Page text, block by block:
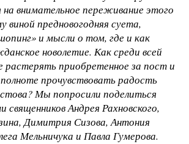
внимательное переживание этого
виной предновогодняя суета,
и мысли о том, где и как
новолетие. Как среди всей
приобретенное за пост и
прочувствовать радость
Мы попросили поделиться
священников Андрея Рахновского,
Димитрия Сизова, Антония
Мельничука и Павла Гумерова.